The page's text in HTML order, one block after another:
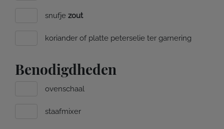
snufje zout
koriander of platte peterselie ter garnering
Benodigdheden
ovenschaal
staafmixer